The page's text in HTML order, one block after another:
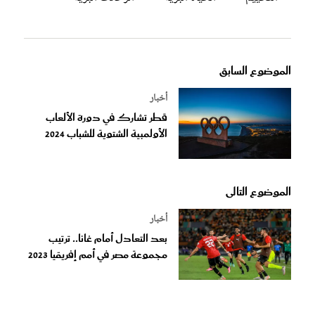
الموضوع السابق
أخبار
قطر تشارك في دورة الألعاب
الأولمبية الشتوية للشباب 2024
الموضوع التالى
أخبار
بعد التعادل أمام غانا.. ترتيب
مجموعة مصر في أمم إفريقيا 2023